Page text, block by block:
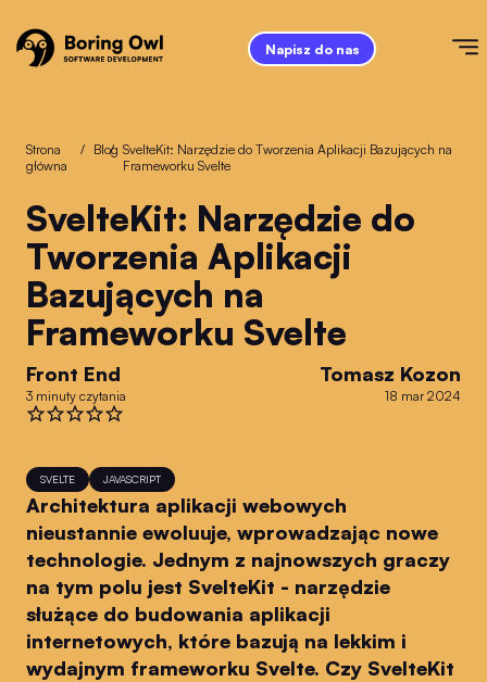
Napisz do nas
Strona
główna
/ Blog
/ SvelteKit: Narzędzie do Tworzenia Aplikacji Bazujących na
Frameworku Svelte
SvelteKit: Narzędzie do
Tworzenia Aplikacji
Bazujących na
Frameworku Svelte
Front End
3 minuty czytania
Tomasz Kozon
18 mar 2024
SVELTE JAVASCRIPT
Architektura aplikacji webowych
nieustannie ewoluuje, wprowadzając nowe
technologie. Jednym z najnowszych graczy
na tym polu jest SvelteKit - narzędzie
służące do budowania aplikacji
internetowych, które bazują na lekkim i
wydajnym frameworku Svelte. Czy SvelteKit